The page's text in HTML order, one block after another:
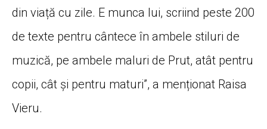
din viață cu zile. E munca lui, scriind peste 200
de texte pentru cântece în ambele stiluri de
muzică, pe ambele maluri de Prut, atât pentru
copii, cât și pentru maturi”, a menționat Raisa
Vieru.